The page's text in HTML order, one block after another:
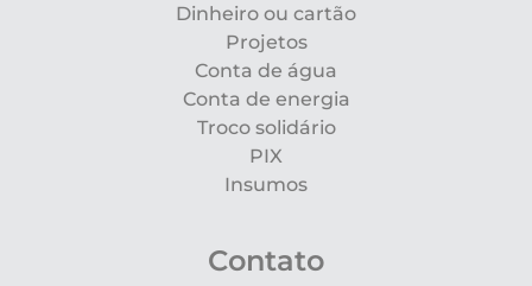
Dinheiro ou cartão
Projetos
Conta de água
Conta de energia
Troco solidário
PIX
Insumos
Contato